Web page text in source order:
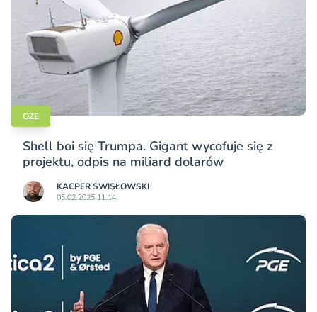
OZE
Shell boi się Trumpa. Gigant wycofuje się z
projektu, odpis na miliard dolarów
KACPER ŚWISŁO­WSKI
05.02.2025 11:14